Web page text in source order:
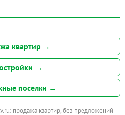
квартир →
→
поселки →
продажа квартир, без предложений